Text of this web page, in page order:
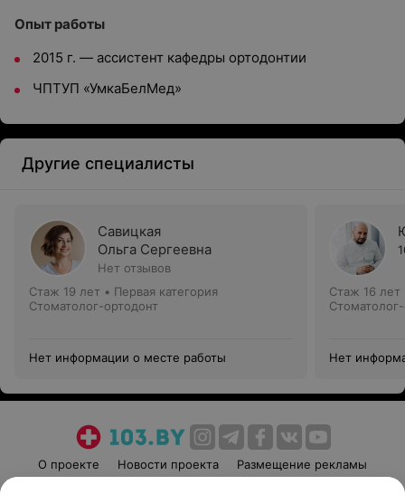
Опыт работы
2015 г. — ассистент кафедры ортодонтии
ЧПТУП «УмкаБелМед»
Другие специалисты
Савицкая
Ольга Сергеевна
Нет отзывов
Стаж 19 лет • Первая категория
Стоматолог-ортодонт
Нет информации о месте работы
Стаж 16 лет
Нет
О проекте Новости проекта
Размещение рекламы